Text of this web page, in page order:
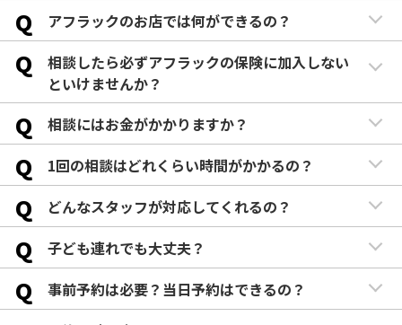
Q アフラックのお店では何ができるの？
Q
相談したら必ずアフラックの保険に加入しない
といけませんか？
Q 相談にはお金がかかりますか？
Q 1回の相談はどれくらい時間がかかるの？
Q どんなスタッフが対応してくれるの？
Q 子ども連れでも大丈夫？
Q 事前予約は必要？当日予約はできるの？